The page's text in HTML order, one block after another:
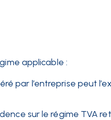
applicable :
par l’entreprise peut
sur le régime TVA